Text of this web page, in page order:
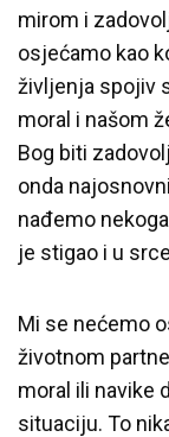
mirom i
osjećamo kao
življenja spojiv
moral i našom
Bog biti
onda
nađemo
je stigao i u
Mi se nećemo
životnom
moral ili navike
situaciju. To